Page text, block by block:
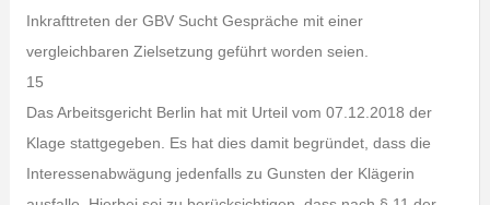
Inkrafttreten der GBV Sucht Gespräche mit einer
vergleichbaren Zielsetzung geführt worden seien.
15
Das Arbeitsgericht Berlin hat mit Urteil vom 07.12.2018 der
Klage stattgegeben. Es hat dies damit begründet, dass die
Interessenabwägung jedenfalls zu Gunsten der Klägerin